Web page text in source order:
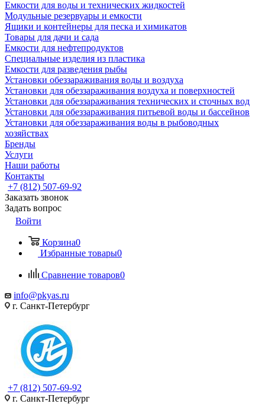
Емкости для воды и технических жидкостей
Модульные резервуары и емкости
Ящики и контейнеры для песка и химикатов
Товары для дачи и сада
Емкости для нефтепродуктов
Специальные изделия из пластика
Емкости для разведения рыбы
Установки обеззараживания воды и воздуха
Установки для обеззараживания воздуха и поверхностей
Установки для обеззараживания технических и сточных вод
Установки для обеззараживания питьевой воды и бассейнов
Установки для обеззараживания воды в рыбоводных
хозяйствах
Бренды
Услуги
Наши работы
Контакты
+7 (812) 507-69-92
Заказать звонок
Задать вопрос
Войти
Корзина0
Избранные товары0
Сравнение товаров0
info@pkyas.ru
г. Санкт-Петербург
+7 (812) 507-69-92
г. Санкт-Петербург